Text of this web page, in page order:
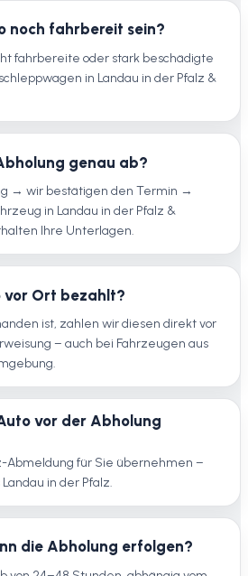
noch fahrbereit sein?
fahrbereite oder stark beschädigte
in Landau in der Pfalz &
genau ab?
→ wir bestätigen den Termin →
in Landau in der Pfalz &
Ihre Unterlagen.
vor Ort bezahlt?
ist, zahlen wir diesen direkt vor
– auch bei Fahrzeugen aus
vor der Abholung
Abmeldung für Sie übernehmen –
in der Pfalz.
die Abholung erfolgen?